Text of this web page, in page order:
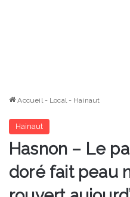
Accueil - Local - Hainaut
Hainaut
Hasnon – Le
doré fait peau